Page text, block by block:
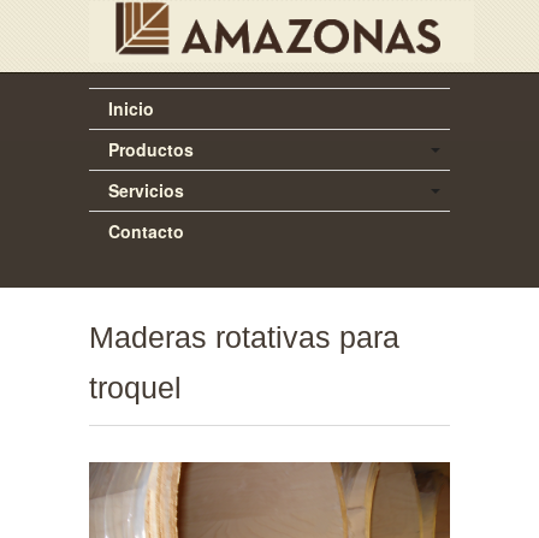
Inicio
Productos
Servicios
Contacto
Maderas rotativas para
troquel